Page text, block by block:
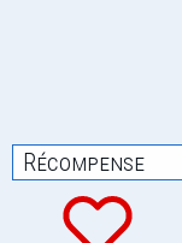
Récompense